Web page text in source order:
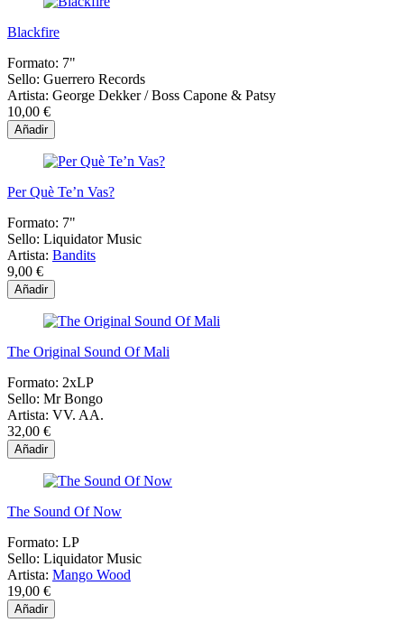
Blackfire
Formato: 7"
Sello: Guerrero Records
Artista: George Dekker / Boss Capone & Patsy
10,00 €
Añadir
Per Què Te’n Vas?
Formato: 7"
Sello: Liquidator Music
Artista: Bandits
9,00 €
Añadir
The Original Sound Of Mali
Formato: 2xLP
Sello: Mr Bongo
Artista: VV. AA.
32,00 €
Añadir
The Sound Of Now
Formato: LP
Sello: Liquidator Music
Artista: Mango Wood
19,00 €
Añadir